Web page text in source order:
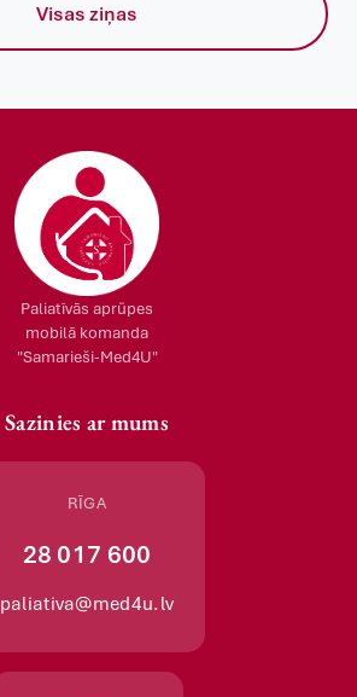
Visas ziņas
Paliatīvās aprūpes
mobilā komanda
"Samarieši-Med4U"
Sazinies ar mums
RĪGA
28 017 600
paliativa@med4u.lv